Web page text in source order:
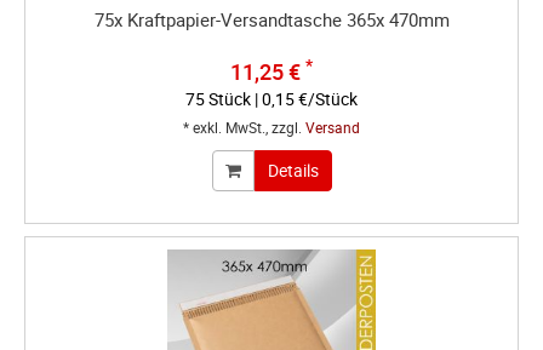
75x Kraftpapier-Versandtasche 365x 470mm
11,25 € *
75 Stück | 0,15 €/Stück
* exkl. MwSt., zzgl. Versand
Details